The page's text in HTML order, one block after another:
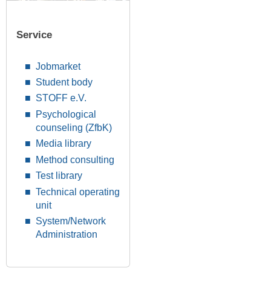
Service
Jobmarket
Student body
STOFF e.V.
Psychological
counseling (ZfbK)
Media library
Method consulting
Test library
Technical operating
unit
System/Network
Administration